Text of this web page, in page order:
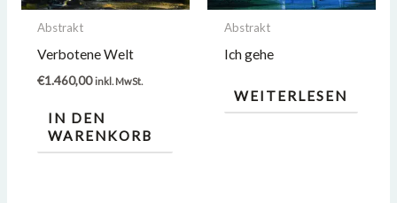
Abstrakt
Verbotene Welt
€1.460,00 inkl. MwSt.
IN DEN
WARENKORB
Abstrakt
Ich gehe
WEITERLESEN